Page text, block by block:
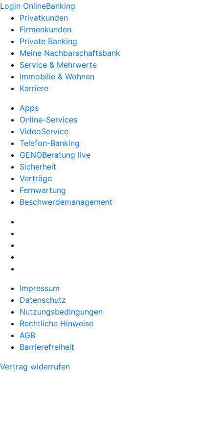
Login OnlineBanking
Privatkunden
Firmenkunden
Private Banking
Meine Nachbarschaftsbank
Service & Mehrwerte
Immobilie & Wohnen
Karriere
Apps
Online-Services
VideoService
Telefon-Banking
GENOBeratung live
Sicherheit
Verträge
Fernwartung
Beschwerdemanagement
Impressum
Datenschutz
Nutzungsbedingungen
Rechtliche Hinweise
AGB
Barrierefreiheit
Vertrag widerrufen